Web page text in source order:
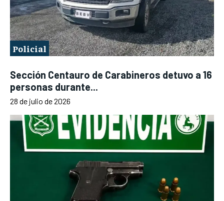
Policial
Sección Centauro de Carabineros detuvo a 16
personas durante...
28 de julio de 2026